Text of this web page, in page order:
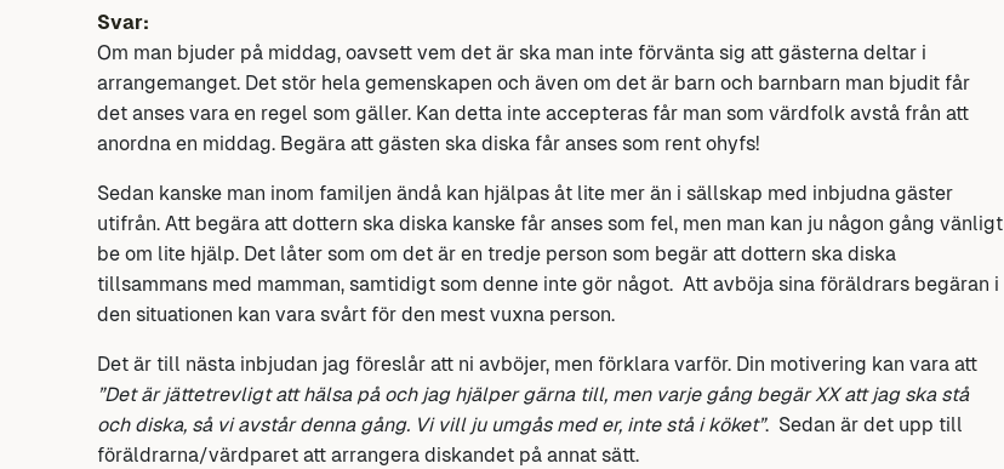
Svar:
Om man bjuder på middag, oavsett vem det är ska man inte förvänta sig att gästerna deltar i
arrangemanget. Det stör hela gemenskapen och även om det är barn och barnbarn man bjudit får
det anses vara en regel som gäller. Kan detta inte accepteras får man som värdfolk avstå från att
anordna en middag. Begära att gästen ska diska får anses som rent ohyfs!
Sedan kanske man inom familjen ändå kan hjälpas åt lite mer än i sällskap med inbjudna gäster
utifrån. Att begära att dottern ska diska kanske får anses som fel, men man kan ju någon gång vänligt
be om lite hjälp. Det låter som om det är en tredje person som begär att dottern ska diska
tillsammans med mamman, samtidigt som denne inte gör något. Att avböja sina föräldrars begäran i
den situationen kan vara svårt för den mest vuxna person.
Det är till nästa inbjudan jag föreslår att ni avböjer, men förklara varför. Din motivering kan vara att
”Det är jättetrevligt att hälsa på och jag hjälper gärna till, men varje gång begär XX att jag ska stå
och diska, så vi avstår denna gång. Vi vill ju umgås med er, inte stå i köket”. Sedan är det upp till
föräldrarna/värdparet att arrangera diskandet på annat sätt.